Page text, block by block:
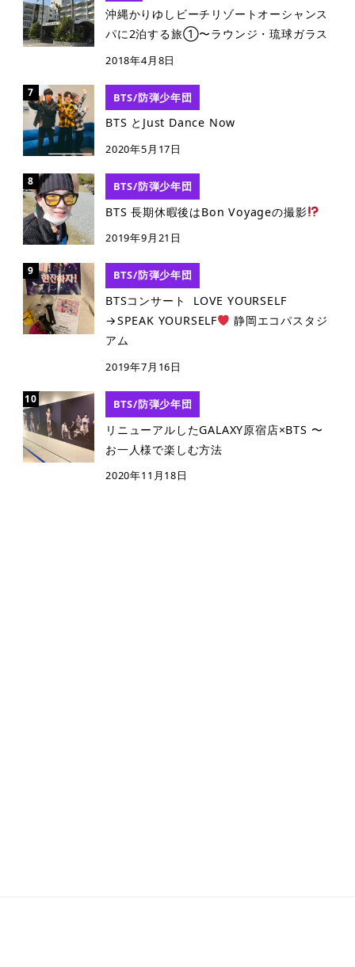
沖縄かりゆしビーチリゾートオーシャンス
パに2泊する旅①〜ラウンジ・琉球ガラス
2018年4月8日
BTS/防弾少年団
BTS とJust Dance Now
2020年5月17日
BTS/防弾少年団
BTS 長期休暇後はBon Voyageの撮影
2019年9月21日
BTS/防弾少年団
BTSコンサート LOVE YOURSELF
→SPEAK YOURSELF
静岡エコパスタジ
アム
2019年7月16日
BTS/防弾少年団
リニューアルしたGALAXY原宿店×BTS 〜
お一人様で楽しむ方法
2020年11月18日